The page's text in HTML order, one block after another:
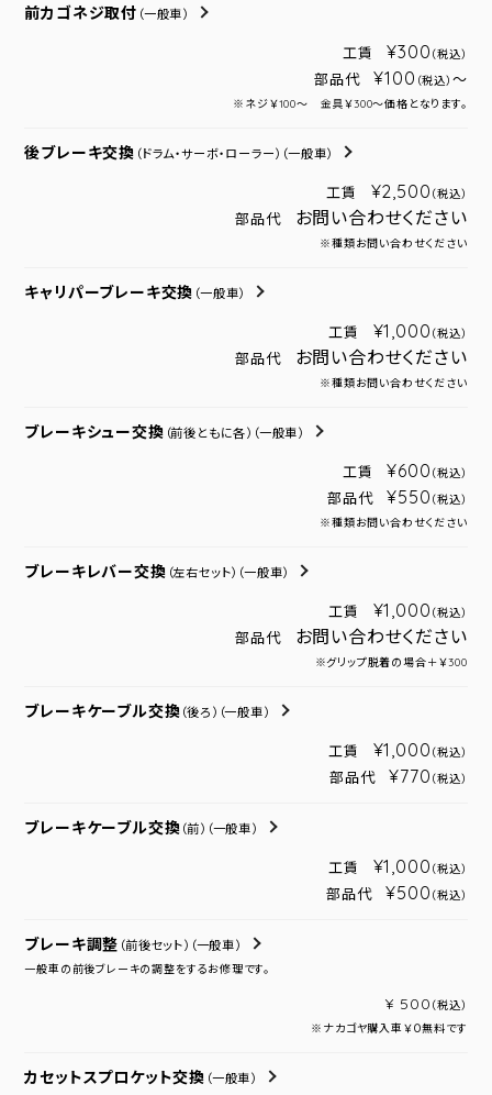
前カゴネジ取付 （一般車）
工賃 ¥300 （税込）
部品代 ¥100 （税込） ～
※ネジ￥100～ 金具￥300～価格となります。
後ブレーキ交換 （ドラム・サーボ・ローラー） （一般車）
工賃 ¥2,500 （税込）
部品代 お問い合わせください
※種類お問い合わせください
キャリパーブレーキ交換 （一般車）
工賃 ¥1,000 （税込）
部品代 お問い合わせください
※種類お問い合わせください
ブレーキシュー交換 （前後ともに各） （一般車）
工賃 ¥600 （税込）
部品代 ¥550 （税込）
※種類お問い合わせください
ブレーキレバー交換 （左右セット） （一般車）
工賃 ¥1,000 （税込）
部品代 お問い合わせください
※グリップ脱着の場合＋￥300
ブレーキケーブル交換 （後ろ） （一般車）
工賃 ¥1,000 （税込）
部品代 ¥770 （税込）
ブレーキケーブル交換 （前） （一般車）
工賃 ¥1,000 （税込）
部品代 ¥500 （税込）
ブレーキ調整 （前後セット） （一般車）
一般車の前後ブレーキの調整をするお修理です。
¥ 500 （税込）
※ナカゴヤ購入車￥０無料です
カセットスプロケット交換 （一般車）